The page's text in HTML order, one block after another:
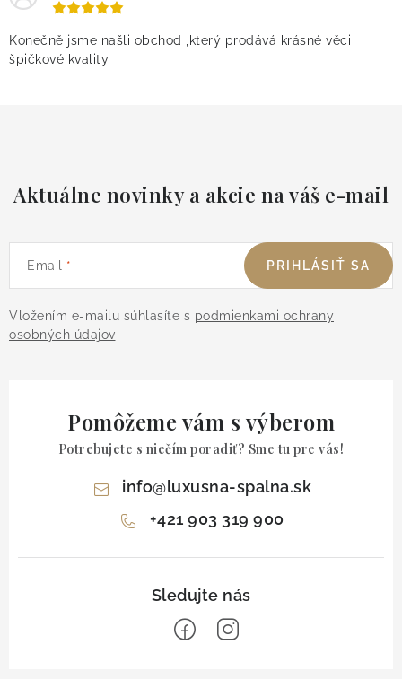
Konečně jsme našli obchod ,který prodává krásné věci
špičkové kvality
Aktuálne novinky a akcie na váš e-mail
Email
Vložením e-mailu súhlasíte s podmienkami ochrany
osobných údajov
PRIHLÁSIŤ SA
Pomôžeme vám s výberom
Potrebujete s niečím poradiť? Sme tu pre vás!
info@luxusna-spalna.sk
+421 903 319 900